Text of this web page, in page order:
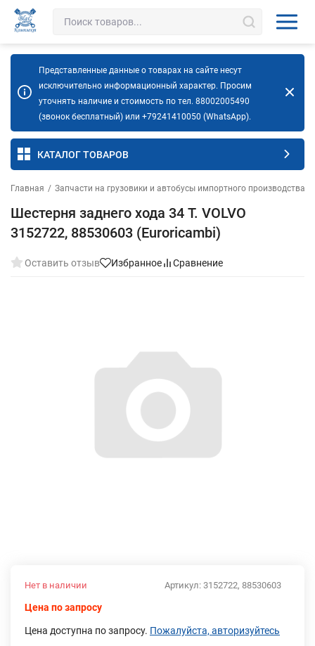
Представленные данные о товарах на сайте несут
исключительно информационный характер. Просим
уточнять наличие и стоимость по тел. 88002005490
(звонок бесплатный) или +79241410050 (WhatsApp).
КАТАЛОГ ТОВАРОВ
Главная / Запчасти на грузовики и автобусы импортного производства
Шестерня заднего хода 34 T. VOLVO
3152722, 88530603 (Euroricambi)
Оставить отзыв Избранное Сравнение
Артикул: 3152722, 88530603
Нет в наличии
Цена по запросу
Цена доступна по запросу. Пожалуйста, авторизуйтесь